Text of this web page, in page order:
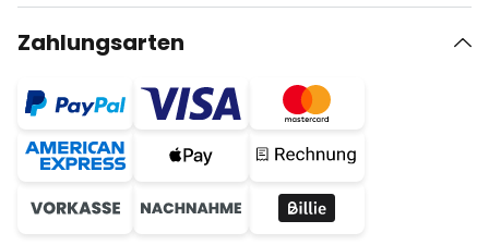
Zahlungsarten